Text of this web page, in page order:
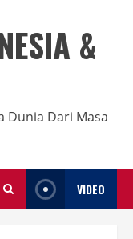
&
Dunia Dari Masa
VIDEO